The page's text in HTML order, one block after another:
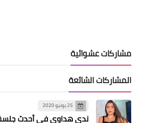
مشاركات عشوائية
المشاركات الشائعة
25 يونيو 2020
ندى هداوي في أحدث